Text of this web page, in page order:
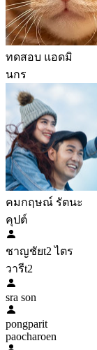
ทดสอบ แอดมิ
นกร
คมกฤษณ์ รัตนะ
คุปต์
ชาญชัยt2 ไตร
วารีt2
sra son
pongparit
paocharoen